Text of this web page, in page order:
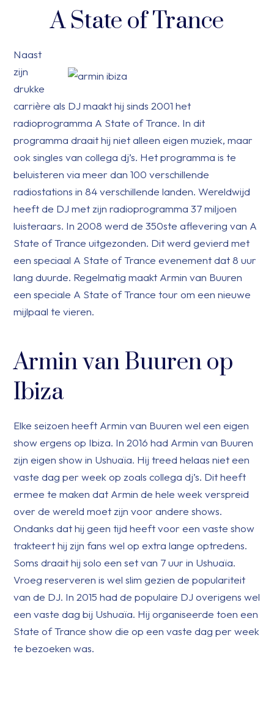
A State of Trance
Naast
zijn
drukke
carrière als DJ maakt hij sinds 2001 het
radioprogramma A State of Trance. In dit
programma draait hij niet alleen eigen muziek, maar
ook singles van collega dj’s. Het programma is te
beluisteren via meer dan 100 verschillende
radiostations in 84 verschillende landen. Wereldwijd
heeft de DJ met zijn radioprogramma 37 miljoen
luisteraars. In 2008 werd de 350ste aflevering van A
State of Trance uitgezonden. Dit werd gevierd met
een speciaal A State of Trance evenement dat 8 uur
lang duurde. Regelmatig maakt Armin van Buuren
een speciale A State of Trance tour om een nieuwe
mijlpaal te vieren.
Armin van Buuren op
Ibiza
Elke seizoen heeft Armin van Buuren wel een eigen
show ergens op Ibiza. In 2016 had Armin van Buuren
zijn eigen show in Ushuaïa. Hij treed helaas niet een
vaste dag per week op zoals collega dj’s. Dit heeft
ermee te maken dat Armin de hele week verspreid
over de wereld moet zijn voor andere shows.
Ondanks dat hij geen tijd heeft voor een vaste show
trakteert hij zijn fans wel op extra lange optredens.
Soms draait hij solo een set van 7 uur in Ushuaïa.
Vroeg reserveren is wel slim gezien de populariteit
van de DJ. In 2015 had de populaire DJ overigens wel
een vaste dag bij Ushuaïa. Hij organiseerde toen een
State of Trance show die op een vaste dag per week
te bezoeken was.